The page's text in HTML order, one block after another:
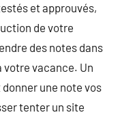
et approuvés,
de votre
des notes dans
votre vacance. Un
une note vos
tenter un site